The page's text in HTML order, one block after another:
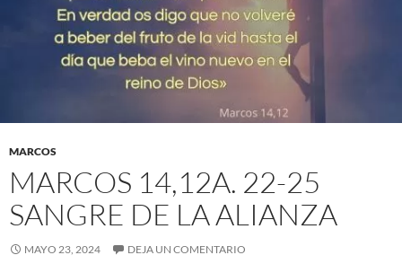
MARCOS
MARCOS 14,12A. 22-25
SANGRE DE LA ALIANZA
MAYO 23, 2024 DEJA UN COMENTARIO